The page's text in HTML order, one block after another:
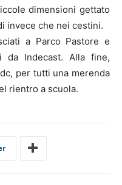
dimensioni gettato
invece che nei cestini.
a Parco Pastore e
da Indecast. Alla fine,
per tutti una merenda
rientro a scuola.